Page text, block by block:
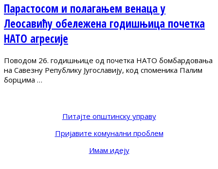
Парастосом и полагањем венаца у
Леосавићу обележена годишњица почетка
НАТО агресије
Поводом 26. годишњице од почетка НАТО бомбардовања
на Савезну Републику Југославију, код споменика Палим
борцима …
Питајте општинску управу
Пријавите комунални проблем
Имам идеју